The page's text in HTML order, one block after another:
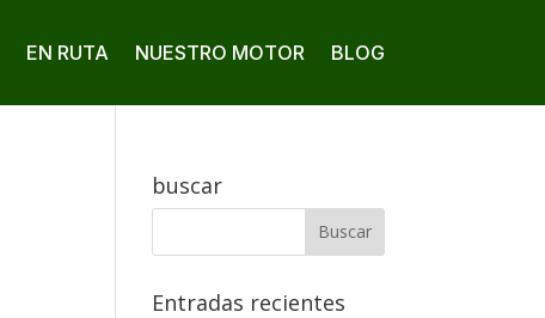
EN RUTA NUESTRO MOTOR BLOG
buscar
Entradas recientes